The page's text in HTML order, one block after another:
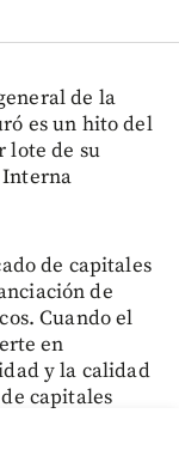
de la
es un hito del
lote de su
Interna
de capitales
de
Cuando el
en
y la calidad
capitales
agregó.